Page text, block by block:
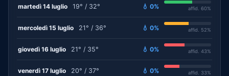
martedì 14 luglio 19° / 32° 💧 0% affid. 60%
mercoledì 15 luglio 21° / 36° 💧 0% affid. 52%
giovedì 16 luglio 21° / 35° 💧 0% affid. 43%
venerdì 17 luglio 20° / 37° 💧 0% affid. 33%